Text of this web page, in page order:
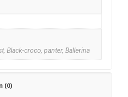
Black-croco, panter, Ballerina
(0)